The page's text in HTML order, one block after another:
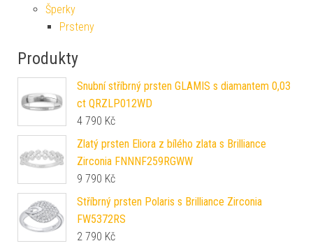
Šperky
Prsteny
Produkty
Snubní stříbrný prsten GLAMIS s diamantem 0,03
ct QRZLP012WD
4 790 Kč
Zlatý prsten Eliora z bílého zlata s Brilliance
Zirconia FNNNF259RGWW
9 790 Kč
Stříbrný prsten Polaris s Brilliance Zirconia
FW5372RS
2 790 Kč